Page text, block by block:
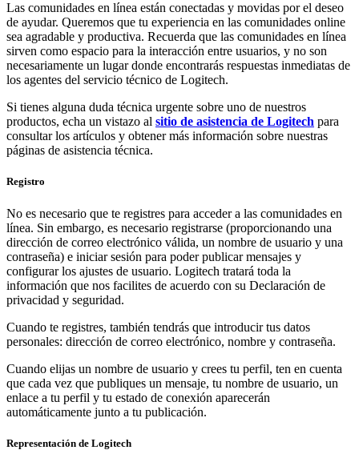
Las comunidades en línea están conectadas y movidas por el deseo
de ayudar. Queremos que tu experiencia en las comunidades online
sea agradable y productiva. Recuerda que las comunidades en línea
sirven como espacio para la interacción entre usuarios, y no son
necesariamente un lugar donde encontrarás respuestas inmediatas de
los agentes del servicio técnico de Logitech.
Si tienes alguna duda técnica urgente sobre uno de nuestros
productos, echa un vistazo al sitio de asistencia de Logitech para
consultar los artículos y obtener más información sobre nuestras
páginas de asistencia técnica.
Registro
No es necesario que te registres para acceder a las comunidades en
línea. Sin embargo, es necesario registrarse (proporcionando una
dirección de correo electrónico válida, un nombre de usuario y una
contraseña) e iniciar sesión para poder publicar mensajes y
configurar los ajustes de usuario. Logitech tratará toda la
información que nos facilites de acuerdo con su Declaración de
privacidad y seguridad.
Cuando te registres, también tendrás que introducir tus datos
personales: dirección de correo electrónico, nombre y contraseña.
Cuando elijas un nombre de usuario y crees tu perfil, ten en cuenta
que cada vez que publiques un mensaje, tu nombre de usuario, un
enlace a tu perfil y tu estado de conexión aparecerán
automáticamente junto a tu publicación.
Representación de Logitech